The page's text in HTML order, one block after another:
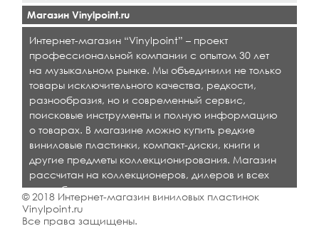
Магазин Vinylpoint.ru
Интернет-магазин “Vinylpoint” – проект
профессиональной компании с опытом 30 лет
на музыкальном рынке. Мы объединили не только
товары исключительного качества, редкости,
разнообразия, но и современный сервис,
поисковые инструменты и полную информацию
о товарах. В магазине можно купить редкие
виниловые пластинки, компакт-диски, книги и
другие предметы коллекционирования. Магазин
рассчитан на коллекционеров, дилеров и всех
кто любит качественную музыку.
© 2018 Интернет-магазин виниловых пластинок
Vinylpoint.ru
Все права защищены.